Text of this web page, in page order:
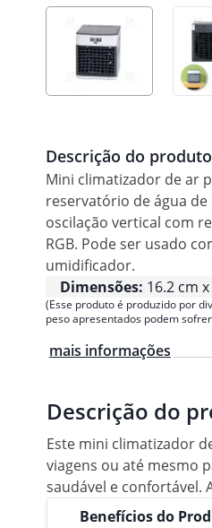
Descrição do produto
Mini climatizador de ar
reservatório de água
oscilação vertical com
RGB. Pode ser usado
umidificador.
Dimensões: 16.2 cm
(Esse produto é produzido por
peso apresentados podem
mais informações
Descrição do
Este mini climatizador
viagens ou até mesmo
saudável e confortável.
Benefícios do